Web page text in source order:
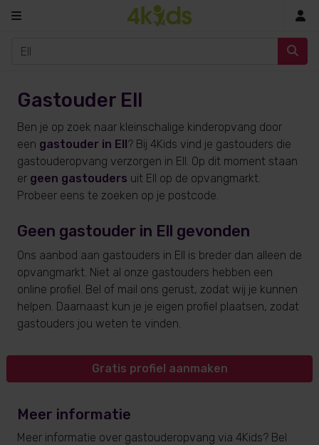
Gastouder Ell
Ben je op zoek naar kleinschalige kinderopvang door
een gastouder in Ell? Bij 4Kids vind je gastouders die
gastouderopvang verzorgen in Ell. Op dit moment staan
er geen gastouders uit Ell op de opvangmarkt.
Probeer eens te zoeken op je postcode.
Geen gastouder in Ell gevonden
Ons aanbod aan gastouders in Ell is breder dan alleen de
opvangmarkt. Niet al onze gastouders hebben een
online profiel. Bel of mail ons gerust, zodat wij je kunnen
helpen. Daarnaast kun je je eigen profiel plaatsen, zodat
gastouders jou weten te vinden.
Gratis profiel aanmaken
Meer informatie
Meer informatie over gastouderopvang via 4Kids? Bel